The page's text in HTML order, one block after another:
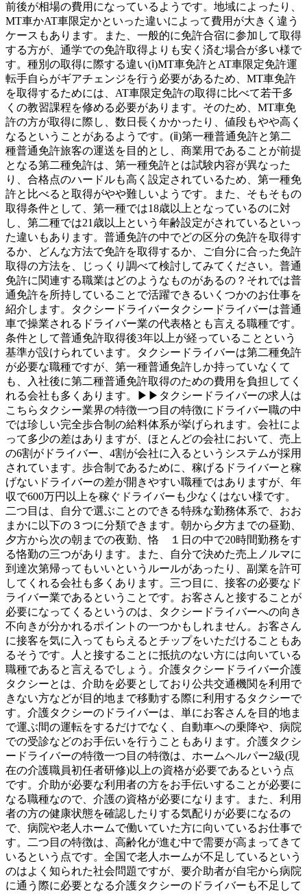
前後が相場の費用になっているようです。地域によったり、
MT車かAT車限定かといった違いによって費用が大きく違う
ケースもあります。また、一般的に免許合宿に参加して取得
する方が、通学での免許取得よりも安く済む場合が多い様で
す。種別の取得に際する違い(ⅰ)MT車免許とAT車限定免許運
転手自らがギアチェンジを行う必要があるため、MT車免許
を取得するためには、AT車限定免許の取得に比べて若干多
くの教習課程を修める必要があります。そのため、MT車免
許の方が取得に際し、数日長くかかったり、値段もやや高く
なるということがあるようです。(ⅱ)第一種普通免許と第二
種普通免許旅客の運送を目的とし、商業用であることが前提
となる第二種免許は、第一種免許とは試験内容が異なった
り、合格点のハードルも高く設定されているため、第一種免
許と比べると取得がやや難しいようです。また、そもそもの
取得条件として、第一種では18歳以上となっているのに対
し、第二種では21歳以上という年齢設定がされているといっ
た違いもあります。普通免許の中でどの区分の免許を取得す
るか、どんな方法で免許を取得するか、ご自分に合った免許
取得の方法を、じっくり調べて検討してみてください。普通
免許に関連する職業はどのようなものがあるの？それでは普
通免許を所持していることで活躍できるいくつかのお仕事を
紹介します。タクシードライバータクシードライバーは普通
車で操業されるドライバー業の代表格とも言える職種です。
条件として普通免許取得後3年以上が経っていることという
基準が設けられています。タクシードライバーは第二種免許
が必要な職種ですが、第一種普通免許しか持っていなくて
も、入社後に第二種普通免許取得のための費用を負担してく
れる会社も多くあります。▶▶タクシードライバーの求人は
こちらタクシー業界の特徴一つ目の特徴にドライバー職の中
では珍しい完全歩合制の給料体系が挙げられます。会社によ
って多少の差はありますが、ほとんどの会社において、売上
の6割がドライバー、4割が会社に入るというシステムが採用
されています。歩合制であるために、稼げるドライバーと稼
げないドライバーの差が開きやすい職種ではありますが、年
収で600万円以上を稼ぐドライバーも少なくはない様です。
二つ目は、自分で選ぶことのできる特殊な勤務体系で、おお
まかに以下の３つに分類できます。朝から夕方までの昼勤、
夕方から次の朝までの夜勤、恪 １日の中で20時間勤務をす
る恪勤の三つがあります。また、自分で決めた売上ノルマに
到達次第帰ってもいいというルールがあったり、副業を許可
してくれる会社も多くあります。三つ目に、接客の必要なド
ライバー業であるということです。お客さんと接することが
必要になってくるというのは、タクシードライバーへの向き
不向きが分かれるポイントの一つかもしれません。お客さん
に接客を気に入ってもらえるとチップをいただけることもあ
るそうです。人と接することに抵抗のない方には向いている
職種であると言えるでしょう。介護タクシードライバー介護
タクシーとは、介助を必要としており公共交通機関を利用で
きない方などが目的地まで移動する際に利用するタクシーで
す。介護タクシーのドライバーは、単にお客さんを目的地ま
で運ぶ間の運転をするだけでなく、自動車への乗降や、病院
での受診などのお手伝いを行うこともあります。介護タクシ
ードライバーの特徴一つ目の特徴は、ホームヘルパー2級(現
在の介護職員初任者研修)以上の資格が必要であるという点
です。介助が必要な利用者の方をお手伝いすることが必要に
なる職種なので、介護の資格が必要になります。また、利用
者の方の健康状態を確認したりする気配りが必要になるの
で、病院や老人ホームで働いていた方に向いているお仕事で
す。二つ目の特徴は、高齢化が進む中で需要が高まってきて
いるという点です。全国で老人ホームが不足しているという
のはよく知られた社会問題ですが、要介助者が自宅から病院
に通う際に必要となる介護タクシーのドライバーも不足して